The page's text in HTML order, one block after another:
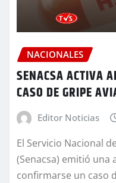
NACIONALES
SENACSA ACTIVA
CASO DE GRIPE
Editor Noticias
El Servicio Nacional
(Senacsa) emitió una
confirmarse un caso